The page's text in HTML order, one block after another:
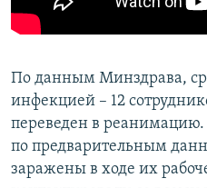
По данным Минздрава,
инфекцией – 12
переведен в реанимацию.
по предварительным
заражены в ходе их